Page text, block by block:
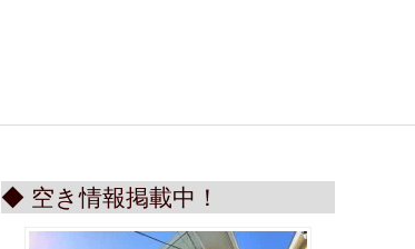
◆ 空き情報掲載中！